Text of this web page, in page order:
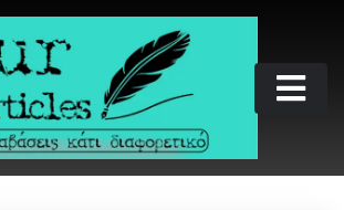
κάτι διαφορετικό